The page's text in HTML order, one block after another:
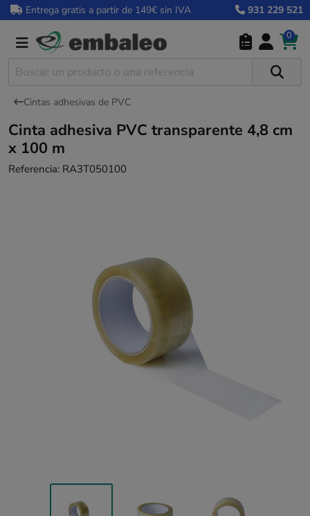
Entrega gratis a partir de 149€ sin IVA 931 229 521
0
Cintas adhesivas de PVC
Cinta adhesiva PVC transparente 4,8 cm
x 100 m
Referencia: RA3T050100